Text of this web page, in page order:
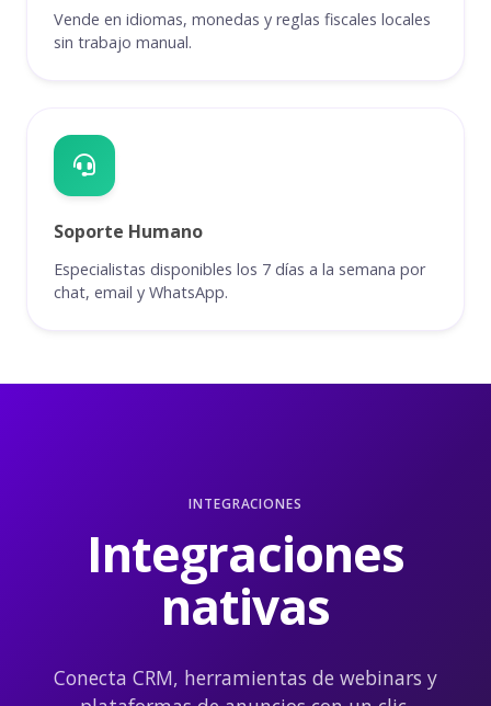
Vende en idiomas, monedas y reglas fiscales locales
sin trabajo manual.
Soporte Humano
Especialistas disponibles los 7 días a la semana por
chat, email y WhatsApp.
INTEGRACIONES
Integraciones
nativas
Conecta CRM, herramientas de webinars y